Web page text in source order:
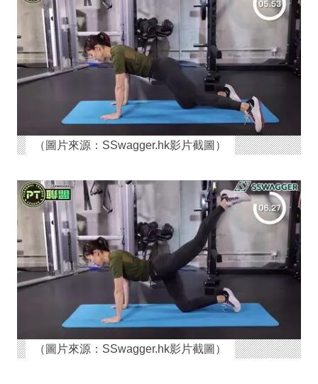
（圖片來源：SSwagger.hk影片截圖）
（圖片來源：SSwagger.hk影片截圖）